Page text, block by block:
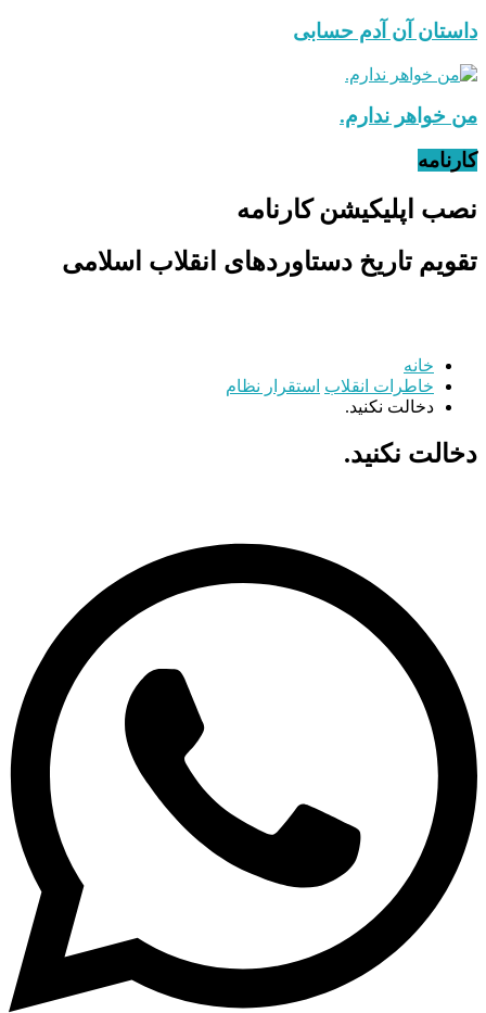
داستان آن آدم حسابی
من خواهر ندارم.
کارنامه
نصب اپلیکیشن کارنامه
تقویم تاریخ دستاوردهای انقلاب اسلامی
خانه
خاطرات انقلاب استقرار نظام
دخالت نکنید.
دخالت نکنید.